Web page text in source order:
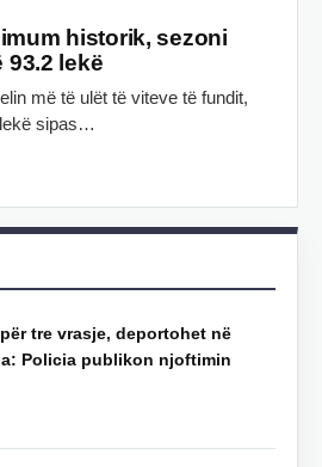
historik, sezoni
93.2 lekë
më të ulët të viteve të fundit,
sipas…
tre vrasje, deportohet në
Policia publikon njoftimin